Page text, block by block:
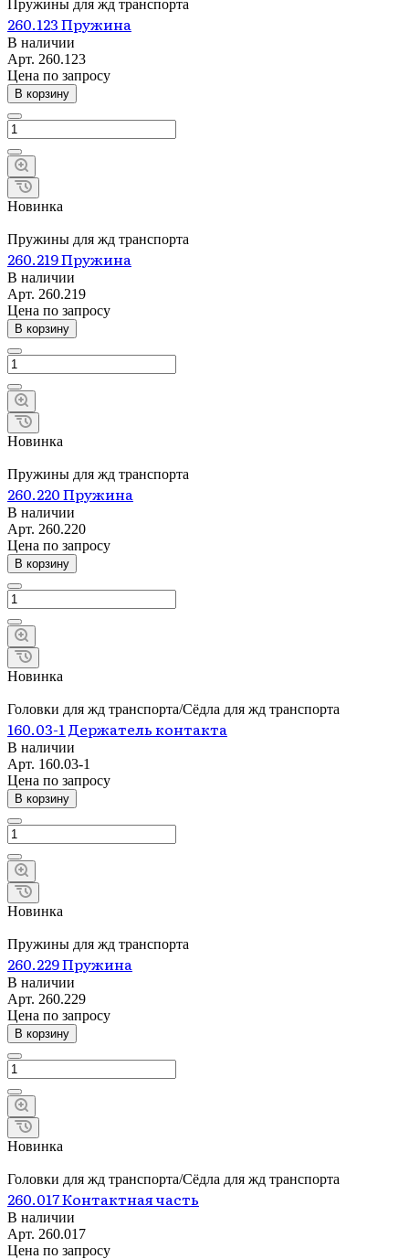
Пружины для жд транспорта
260.123 Пружина
В наличии
Арт. 260.123
Цена по запросу
В корзину
Новинка
Пружины для жд транспорта
260.219 Пружина
В наличии
Арт. 260.219
Цена по запросу
В корзину
Новинка
Пружины для жд транспорта
260.220 Пружина
В наличии
Арт. 260.220
Цена по запросу
В корзину
Новинка
Головки для жд транспорта/Сёдла для жд транспорта
160.03-1 Держатель контакта
В наличии
Арт. 160.03-1
Цена по запросу
В корзину
Новинка
Пружины для жд транспорта
260.229 Пружина
В наличии
Арт. 260.229
Цена по запросу
В корзину
Новинка
Головки для жд транспорта/Сёдла для жд транспорта
260.017 Контактная часть
В наличии
Арт. 260.017
Цена по запросу